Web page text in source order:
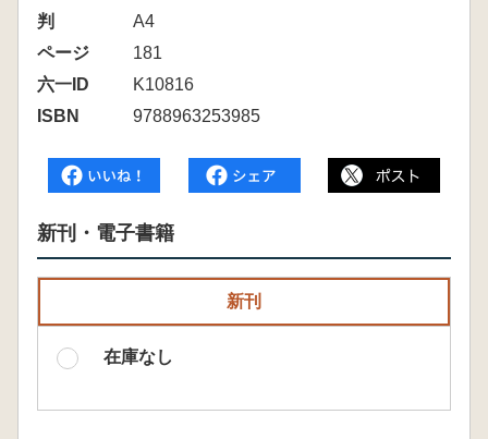
判
A4
ページ
181
六一ID
K10816
ISBN
9788963253985
新刊・電子書籍
新刊
在庫なし